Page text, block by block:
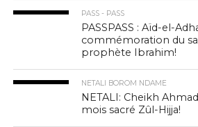
PASS - PASS
PASSPASS : Aïd-el-
commémoration du
prophète Ibrahim!
NETALI BOROM NDAME
NETALI: Cheikh
mois sacré Zûl-Hijja!